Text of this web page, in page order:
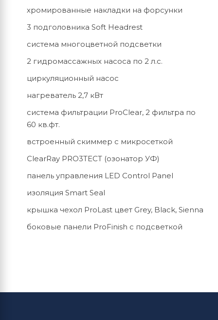
хромированные накладки на форсунки
3 подголовника Soft Headrest
система многоцветной подсветки
2 гидромассажных насоса по 2 л.с.
циркуляционный насос
нагреватель 2,7 кВт
система фильтрации ProClear, 2 фильтра по
60 кв.фт.
встроенный скиммер с микросеткой
ClearRay PRO3TECT (озонатор УФ)
панель управления LED Сontrol Рanel
изоляция Smart Seal
крышка чехол ProLast цвет Grey, Black, Sienna
боковые панели ProFinish с подсветкой